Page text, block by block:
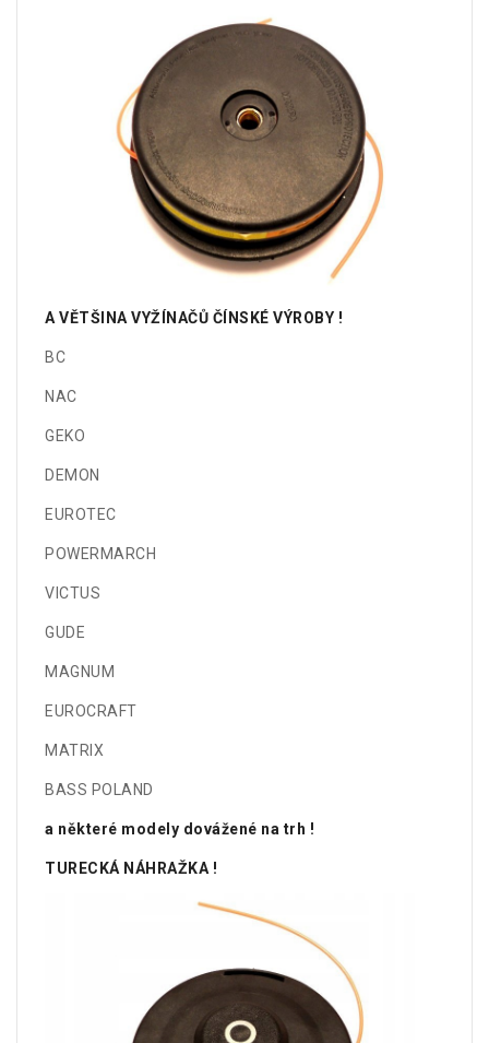
A VĚTŠINA VYŽÍNAČŮ ČÍNSKÉ VÝROBY !
BC
NAC
GEKO
DEMON
EUROTEC
POWERMARCH
VICTUS
GUDE
MAGNUM
EUROCRAFT
MATRIX
BASS POLAND
a některé modely dovážené na trh !
TURECKÁ NÁHRAŽKA !